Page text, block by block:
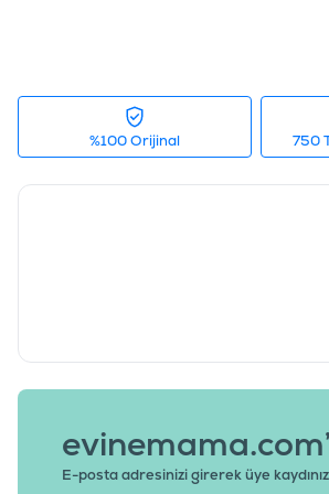
%100 Orijinal 750
E-posta adresinizi girerek üye